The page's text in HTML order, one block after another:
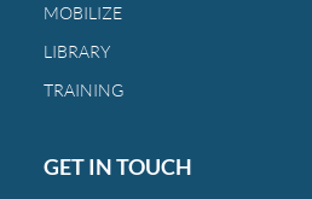
MOBILIZE
LIBRARY
TRAINING
GET IN TOUCH